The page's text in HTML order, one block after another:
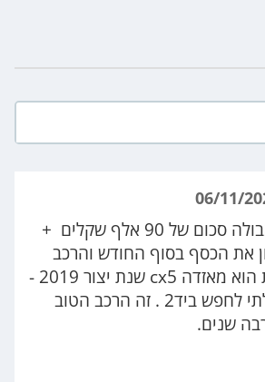
יש לי פיקדון קרמבולה סכום של 90 אלף שקלים +
את הכסף בסוף החודש והרכב
שאני רוצה לקנות הוא מאזדה cx5 שנת יצור 2019 -
2021 אני התחלתי לחפש ביד2 . זה הרכב הטוב
שנים.